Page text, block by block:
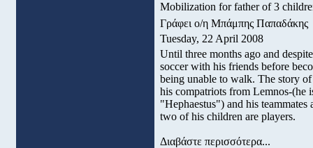
Mobilization for father of 3
Γράφει ο/η Μπάμπης Παπαδάκης
Tuesday, 22 April 2008
Until three months ago and
soccer with his friends before
being unable to walk. The story
his compatriots from Lemnos-(he
"Hephaestus") and his
two of his children are players.
Διαβάστε περισσότερα...